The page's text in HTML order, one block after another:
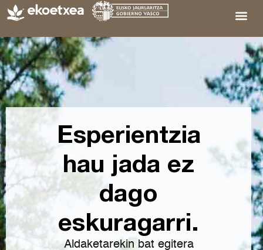
Esperientzia
hau jada ez
dago
eskuragarri.
Aldaketarekin bat egitera